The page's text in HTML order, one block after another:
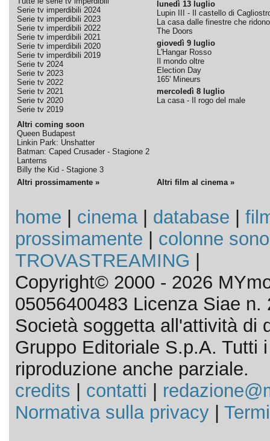
Serie tv imperdibili 2024
Serie tv imperdibili 2023
Serie tv imperdibili 2022
Serie tv imperdibili 2021
Serie tv imperdibili 2020
Serie tv imperdibili 2019
Serie tv 2024
Serie tv 2023
Serie tv 2022
Serie tv 2021
Serie tv 2020
Serie tv 2019
Altri coming soon
Queen Budapest
Linkin Park: Unshatter
Batman: Caped Crusader - Stagione 2
Lanterns
Billy the Kid - Stagione 3
lunedì 13 luglio
Lupin III - Il castello di
La casa dalle finestre che ridono
The Doors
giovedì 9 luglio
L'Hangar Rosso
Il mondo oltre
Election Day
165' Mineurs
mercoledì 8 luglio
La casa - Il rogo del male
Altri prossimamente » Altri film al cinema »
home cinema| database
prossimamente
colonne
TROVASTREAMING
Copyright© 2000 - 2026
05056400483 Licenza Siae n.
Società soggetta all'attività di
Gruppo Editoriale S.p.A. Tutti
riproduzione anche parziale.
credits
contatti
Normativa sulla privacy|